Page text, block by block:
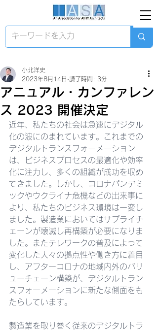
アニュアル・カンファレン
ス 2023 開催決定
小北洋史
2023年8月14日 読了時間: 3分
近年、私たちの社会は急速にデジタル
化の波にのまれています。これまでの
デジタルトランスフォーメーション
は、ビジネスプロセスの最適化や効率
化に注力し、多くの組織が成功を収め
てきました。しかし、コロナパンデミ
ックやウクライナ危機などの出来事に
より、私たちのビジネス環境は一変し
ました。製造業においてはサプライチ
ェーンが壊滅し再構築が必要になりま
した。またテレワークの普及によって
変化した人々の拠点性や働き方に着目
し、アフターコロナの地域内外のバリ
ューチェーン構築が、デジタルトラン
スフォーメーションに新たな側面をも
たらしています。
製造業を取り巻く従来のデジタルトラ